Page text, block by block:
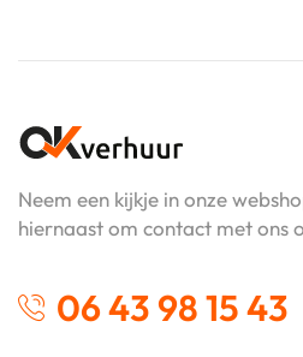
Neem een kijkje in onze
hiernaast om contact met ons
06 43 98 15 43